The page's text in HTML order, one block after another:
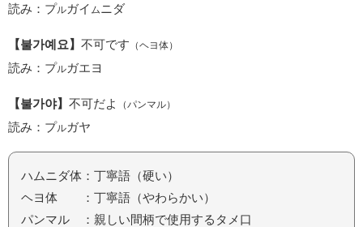
読み：プルガイ ムニダ
【불가예요】 不可です （ヘヨ体）
読み：プルガエヨ
【불가야】 不可だよ （パンマル）
読み：プルガヤ
ハムニダ体：丁寧語（硬い）
ヘヨ体 ：丁寧語（やわらかい）
パンマル ：親しい間柄で使用するタメ口